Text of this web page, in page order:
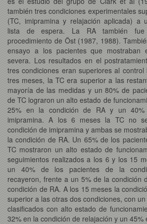
también tres condiciones experimentales
(TC, imipramina y relajación aplicada) a
lista de espera. La RA también
procedimiento de Öst (1987, 1988).
ensayo a los pacientes que mostraban
severa. Los resultados en el
tres condiciones eran superiores al
tres meses, la TC era superior a las
mayoría de las medidas y un 80% de
de TC lograron un alto estado de
25% en la condición de RA y un
imipramina. A los 6 meses la TC no
condición de imipramina y ambas se
la condición de RA. Un 65% de los
TC mostraron un alto estado de
seguimientos realizados a los 6 y los 15
un 40% de los pacientes de la
recayeron, frente a un 5% de la condición
condición de RA. A los 15 meses la
superior a las otras dos condiciones, con
clasificados con alto estado de
32% en la condición de relajación y un 45%